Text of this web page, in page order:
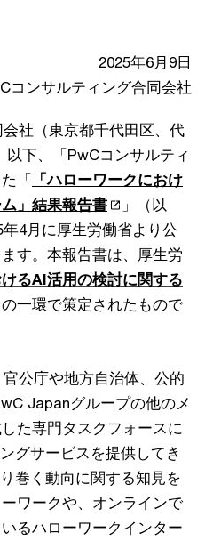
2025年6月9日
コンサルティング合同会社
社（東京都千代田区、代
下、「PwCコンサルティ
「
「ハローワークにおけ
」結果報告書
」（以
4月に厚生労働省より公
す。本報告書は、厚生労
るAI活用の検討に関する
の一環で策定されたもので
公庁や地方自治体、公的
Japanグループの他のメ
た専門タスクフォースに
グサービスを提供してき
巻く動向に関する知見を
ワークや、オンラインで
るハローワークインター